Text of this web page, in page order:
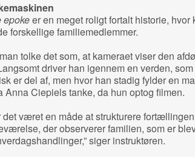
epokeer en meget roligt fortalt historie, hvor
forskellige familiemedlemmer.
tolke det som, at kameraet viser den
driver han igennem en verden,
er del af, men hvor han stadig fylder en
Anna Ciepiels tanke, da hun optog filmen.
det været en måde at strukturere
der observerer familien, som er
siger instruktøren.